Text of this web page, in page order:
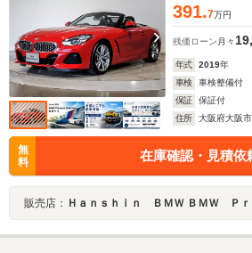
391.7万円
残価ローン 月々
年式 2019年
車検
車検整備付
保証
保証付
住所
大阪府大阪
無
料
在庫確認・見積依
販売店： Ｈａｎｓｈｉｎ ＢＭＷ ＢＭＷ Ｐｒｅｍｉｕｍ Ｓｅ